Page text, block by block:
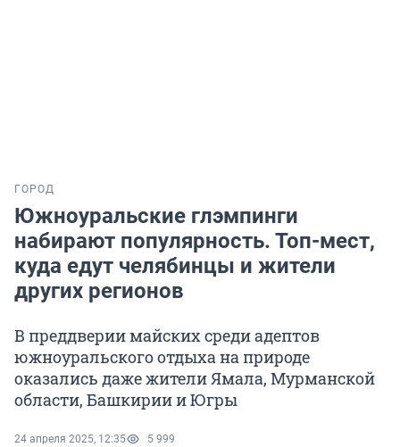
ГОРОД
Южноуральские глэмпинги
набирают популярность. Топ-мест,
куда едут челябинцы и жители
других регионов
В преддверии майских среди адептов
южноуральского отдыха на природе
оказались даже жители Ямала, Мурманской
области, Башкирии и Югры
24 апреля 2025, 12:35 5 999